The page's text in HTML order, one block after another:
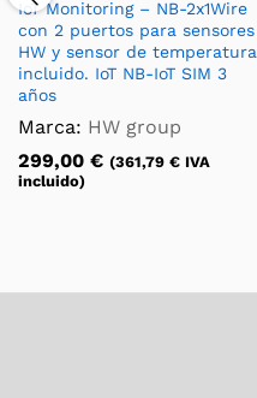
IoT Monitoring – NB-2x1Wire
con 2 puertos para sensores
HW y sensor de temperatura
incluido. IoT NB-IoT SIM 3
años
Marca: HW group
299,00 € (361,79 € IVA
incluido)